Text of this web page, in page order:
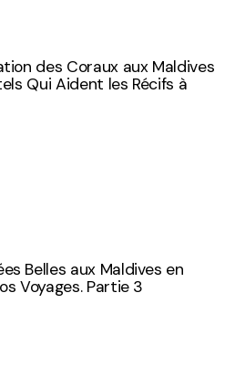
des Coraux aux Maldives
Qui Aident les Récifs à
Belles aux Maldives en
Voyages. Partie 3